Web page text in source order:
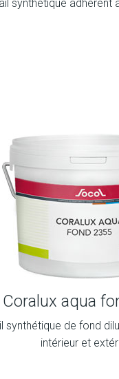
synthétique adhérent
Coralux aqua
synthétique de fond
intérieur et